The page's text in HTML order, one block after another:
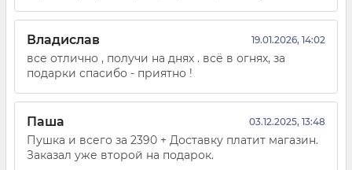
Владислав 19.01.2026, 14:02
все отлично , получи на днях . всё в огнях, за
подарки спасибо - приятно !
Паша 03.12.2025, 13:48
Пушка и всего за 2390 + Доставку платит магазин.
Заказал уже второй на подарок.